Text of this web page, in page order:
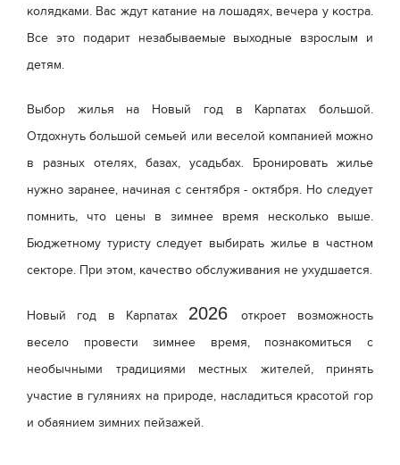
колядками. Вас ждут катание на лошадях, вечера у костра.
Все это подарит незабываемые выходные взрослым и
детям.
Выбор жилья на Новый год в Карпатах большой.
Отдохнуть большой семьей или веселой компанией можно
в разных отелях, базах, усадьбах. Бронировать жилье
нужно заранее, начиная с сентября - октября. Но следует
помнить, что цены в зимнее время несколько выше.
Бюджетному туристу следует выбирать жилье в частном
секторе. При этом, качество обслуживания не ухудшается.
Новый год в Карпатах 2026
откроет возможность
весело провести зимнее время, познакомиться с
необычными традициями местных жителей, принять
участие в гуляниях на природе, насладиться красотой гор
и обаянием зимних пейзажей.